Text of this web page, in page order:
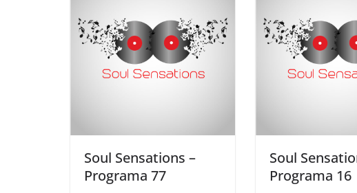
Soul Sensations –
Programa 77
Soul
Programa 16